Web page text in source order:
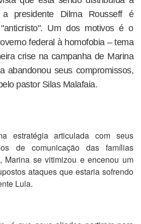
presidente Dilma Rousseff é
Um dos motivos é o
federal à homofobia – tema
crise na campanha de Marina
abandonou seus compromissos,
pastor Silas Malafaia.
estratégia articulada com seus
de comunicação das famílias
Marina se vitimizou e encenou um
ataques que estaria sofrendo
Lula.